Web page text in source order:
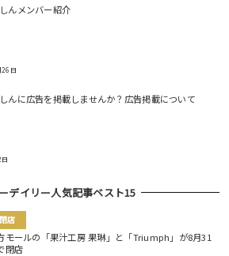
んメンバー紹介
日
んに広告を掲載しませんか？広告掲載について
デイリー人気記事ベスト15
店
モールの「果汁工房 果琳」と「Triumph」が8月31
閉店